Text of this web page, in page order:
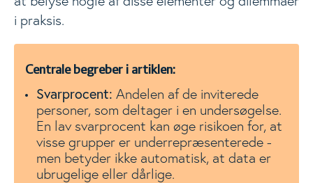
i praksis.
Centrale begreber i artiklen:
Svarprocent: Andelen af de inviterede
personer, som deltager i en undersøgelse.
En lav svarprocent kan øge risikoen for, at
visse grupper er underrepræsenterede -
men betyder ikke automatisk, at data er
ubrugelige eller dårlige.